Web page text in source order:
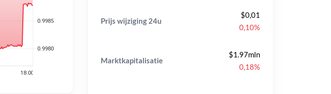
Prijs wijziging 24u
$0,01
0,10%
Marktkapitalisatie
$1.97mln
0,18%